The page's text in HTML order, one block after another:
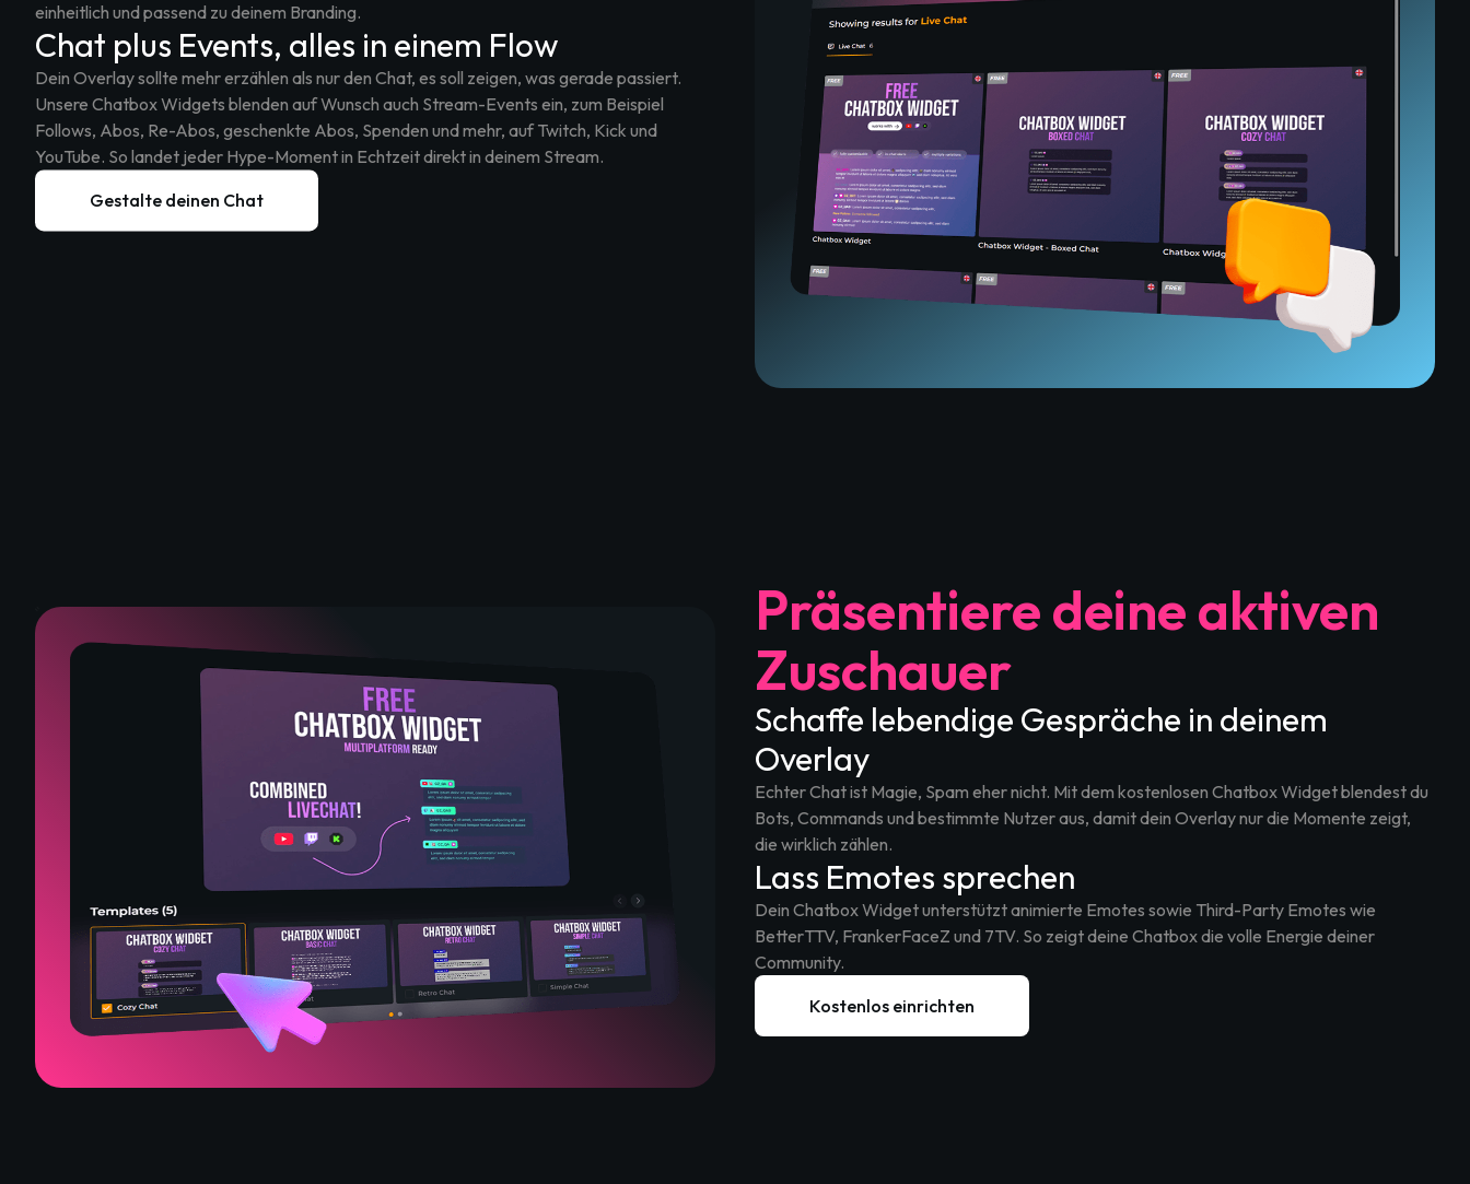
einheitlich und passend zu deinem Branding.
Chat plus Events, alles in einem Flow
Dein Overlay sollte mehr erzählen als nur den Chat, es soll zeigen, was gerade passiert.
Unsere Chatbox Widgets blenden auf Wunsch auch Stream-Events ein, zum Beispiel
Follows, Abos, Re-Abos, geschenkte Abos, Spenden und mehr, auf Twitch, Kick und
YouTube. So landet jeder Hype-Moment in Echtzeit direkt in deinem Stream.
Gestalte deinen Chat
Präsentiere deine aktiven
Zuschauer
Schaffe lebendige Gespräche in deinem
Overlay
Echter Chat ist Magie, Spam eher nicht. Mit dem kostenlosen Chatbox Widget blendest du
Bots, Commands und bestimmte Nutzer aus, damit dein Overlay nur die Momente zeigt,
die wirklich zählen.
Lass Emotes sprechen
Dein Chatbox Widget unterstützt animierte Emotes sowie Third-Party Emotes wie
BetterTTV, FrankerFaceZ und 7TV. So zeigt deine Chatbox die volle Energie deiner
Community.
Kostenlos einrichten